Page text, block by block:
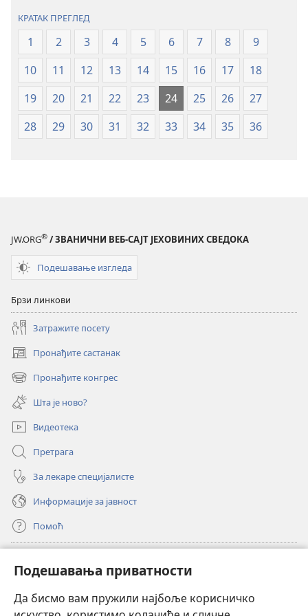
Подешавања приватности
Да бисмо вам пружили најбоље корисничко
(ревидирано
издање
2019)
(ревидирано
издање
2019)
КРАТАК ПРЕГЛЕД
1 2 3 4 5 6 7 8
9
10
11 12 13 14 15 16 17
18
19
20 21 22 23 24 25 26
27
28
29 30 31 32 33 34 35 36
JW.ORG® / ЗВАНИЧНИ ВЕБ-САЈТ ЈЕХОВИНИХ СВЕДОКА
Подешавање изгледа
Брзи линкови
Затражите посету
Пронађите састанак
(отвара
нови
прозор)
Пронађите конгрес
(отвара
нови
прозор)
Шта је ново?
Видеотека
Претрага
За лекаре специјалисте
Информације за јавност
Помоћ
(отвара
нови
прозор)ОНЛАЈН БИБЛИОТЕКА Watchtower
(отвара